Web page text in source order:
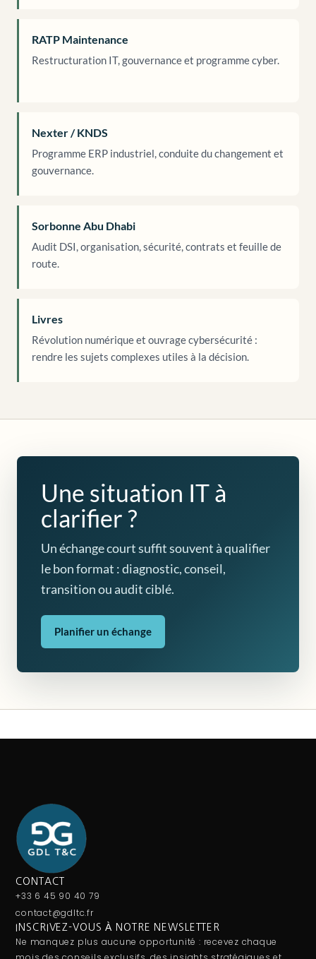
RATP Maintenance
Restructuration IT, gouvernance et programme cyber.
Nexter / KNDS
Programme ERP industriel, conduite du changement et
gouvernance.
Sorbonne Abu Dhabi
Audit DSI, organisation, sécurité, contrats et feuille de
route.
Livres
Révolution numérique et ouvrage cybersécurité :
rendre les sujets complexes utiles à la décision.
Une situation IT à
clarifier ?
Un échange court suffit souvent à qualifier
le bon format : diagnostic, conseil,
transition ou audit ciblé.
Planifier un échange
CONTACT
+33 6 45 90 40 79
contact@gdltc.fr
INSCRIVEZ-VOUS À NOTRE NEWSLETTER
Ne manquez plus aucune opportunité : recevez chaque